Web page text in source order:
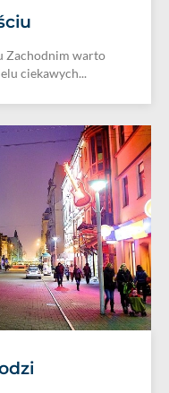
Zachodnim warto
ciekawych...